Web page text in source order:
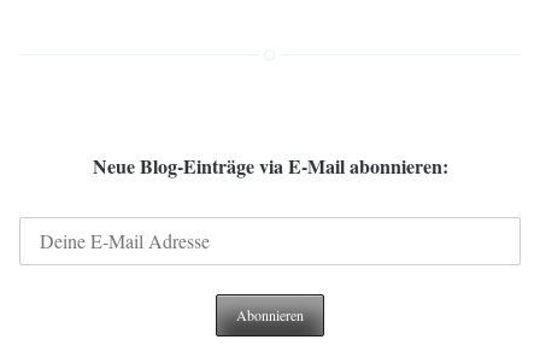
Neue Blog-Einträge via E-Mail abonnieren: